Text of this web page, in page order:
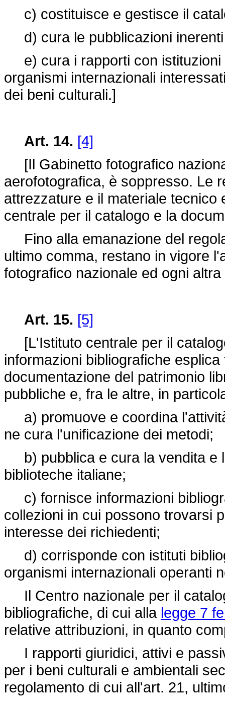
c) costituisce e gestisce il
d) cura le pubblicazioni inerenti
e) cura i rapporti con istituzioni
organismi internazionali
dei beni culturali.]
Art. 14. [4]
[Il Gabinetto fotografico
aerofotografica, è soppresso. Le
attrezzature e il materiale
centrale per il catalogo e la
Fino alla emanazione del
ultimo comma, restano in vigore
fotografico nazionale ed ogni
Art. 15. [5]
[L'Istituto centrale per il
informazioni bibliografiche
documentazione del patrimonio
pubbliche e, fra le altre, in
a) promuove e coordina
ne cura l'unificazione dei metodi;
b) pubblica e cura la vendita e
biblioteche italiane;
c) fornisce informazioni
collezioni in cui possono trovarsi
interesse dei richiedenti;
d) corrisponde con istituti
organismi internazionali operanti
Il Centro nazionale per il
bibliografiche, di cui alla legge 7
relative attribuzioni, in quanto
I rapporti giuridici, attivi e
per i beni culturali e ambientali
regolamento di cui all'art. 21,